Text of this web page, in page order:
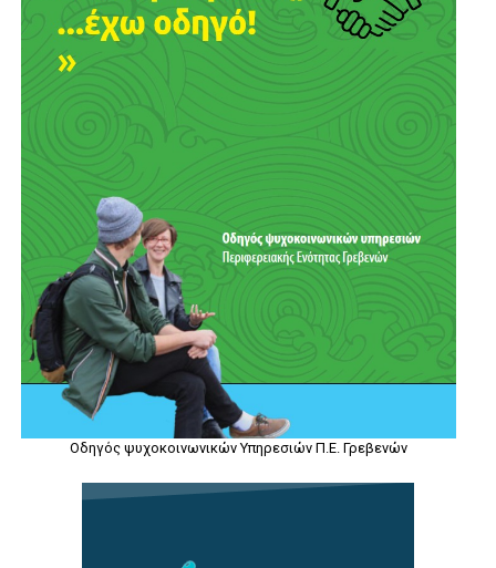
Οδηγός ψυχοκοινωνικών Υπηρεσιών Π.Ε. Γρεβενών